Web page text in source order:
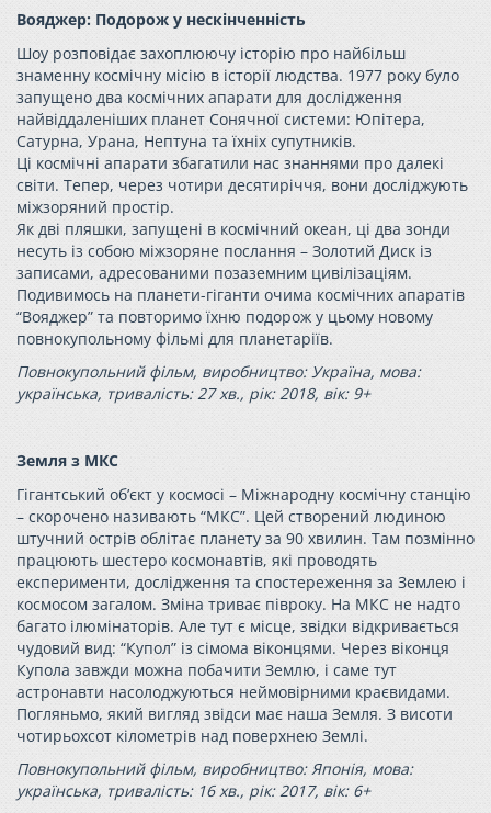
Вояджер: Подорож у нескінченність
Шоу розповідає захоплюючу історію про найбільш
знаменну космічну місію в історії людства. 1977 року було
запущено два космічних апарати для дослідження
найвіддаленіших планет Сонячної системи: Юпітера,
Сатурна, Урана, Нептуна та їхніх супутників.
Ці космічні апарати збагатили нас знаннями про далекі
світи. Тепер, через чотири десятиріччя, вони досліджують
міжзоряний простір.
Як дві пляшки, запущені в космічний океан, ці два зонди
несуть із собою міжзоряне послання – Золотий Диск із
записами, адресованими позаземним цивілізаціям.
Подивимось на планети-гіганти очима космічних апаратів
“Вояджер” та повторимо їхню подорож у цьому новому
повнокупольному фільмі для планетаріїв.
Повнокупольний фільм, виробництво: Україна, мова:
українська, тривалість: 27 хв., рік: 2018, вік: 9+
Земля з МКС
Гігантський об’єкт у космосі – Міжнародну космічну станцію
– скорочено називають “МКС”. Цей створений людиною
штучний острів облітає планету за 90 хвилин. Там позмінно
працюють шестеро космонавтів, які проводять
експерименти, дослідження та спостереження за Землею і
космосом загалом. Зміна триває півроку. На МКС не надто
багато ілюмінаторів. Але тут є місце, звідки відкривається
чудовий вид: “Купол” із сімома віконцями. Через віконця
Купола завжди можна побачити Землю, і саме тут
астронавти насолоджуються неймовірними краєвидами.
Погляньмо, який вигляд звідси має наша Земля. З висоти
чотирьохсот кілометрів над поверхнею Землі.
Повнокупольний фільм, виробництво: Японія, мова:
українська, тривалість: 16 хв., рік: 2017, вік: 6+